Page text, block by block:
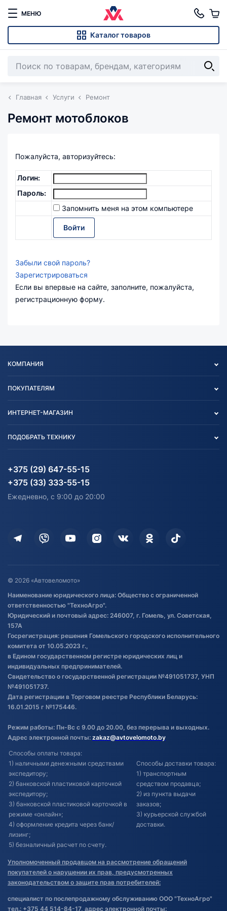
МЕНЮ
Каталог товаров
Главная Услуги Ремонт
Ремонт мотоблоков
Пожалуйста, авторизуйтесь:
Логин:
Пароль:
Запомнить меня на этом компьютере
Забыли свой пароль?
Зарегистрироваться
Если вы впервые на сайте, заполните, пожалуйста,
регистрационную форму.
КОМПАНИЯ
Блог
Карта сайта
ПОКУПАТЕЛЯМ
Согласие на обработку
Информация до получения
согласия на обработку
Дополнительные услуги
Оставить отзыв
Договор публичной оферты
Обработка файлов cookie
Постановка транспорта на учет
Обновления в ЭПТС 2024
ИНТЕРНЕТ-МАГАЗИН
Агротехника
Водный транспорт
Электротранспорт
ПОДОБРАТЬ ТЕХНИКУ
Агротехника
Электротранспорт
+375 (29) 647-55-15
+375 (33) 333-55-15
Ежедневно, с 9:00 до 20:00
© 2026 «Автовеломото»
Наименование юридического лица: Общество с ограниченной
ответственностью "ТехноАгро".
Юридический и почтовый адрес: 246007, г. Гомель, ул. Советская,
157А
Госрегистрация: решения Гомельского городского исполнительного
комитета от 10.05.2023 г.,
в Едином государственном регистре юридических лиц и
индивидуальных предпринимателей.
Свидетельство о государственной регистрации №491051737, УНП
№491051737.
Дата регистрации в Торговом реестре Республики Беларусь:
16.01.2015 г №175446.
Режим работы: Пн-Вс с 9.00 до 20.00, без перерыва и выходных.
Адрес электронной почты: zakaz@avtovelomoto.by
Способы оплаты товара:
1) наличными денежными средствами
экспедитору;
2) банковской пластиковой карточкой
экспедитору;
3) банковской пластиковой карточкой в
режиме «онлайн»;
4) оформление кредита через банк/
лизинг;
5) безналичный расчет по счету.
Способы доставки товара:
1) транспортным
средством продавца;
2) из пункта выдачи
заказов;
3) курьерской службой
доставки.
Уполномоченный продавцом на рассмотрение обращений
покупателей о нарушении их прав, предусмотренных
законодательством о защите прав потребителей:
специалист по послепродажному обслуживанию ООО "ТехноАгро"
тел.: +375 44 514-84-17, адрес электронной почты: